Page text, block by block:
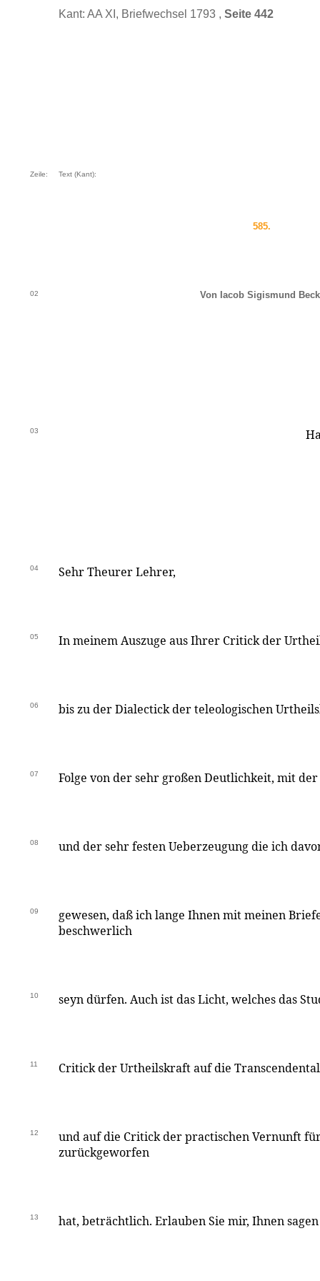
Kant: AA XI, Briefwechsel 1793 , Seite 442
Zeile: Text (Kant):
585.
02 Von Iacob Sigismund
03
04 Sehr Theurer Lehrer,
05 In meinem Auszuge aus Ihrer Critick der
06 bis zu der Dialectick der teleologischen
07 Folge von der sehr großen Deutlichkeit, mit
08 und der sehr festen Ueberzeugung die ich
09
gewesen, daß ich lange Ihnen mit meinen
beschwerlich
10 seyn dürfen. Auch ist das Licht, welches das
11 Critick der Urtheilskraft auf die
12
und auf die Critick der practischen Vernunft
zurückgeworfen
13 hat, beträchtlich. Erlauben Sie mir, Ihnen